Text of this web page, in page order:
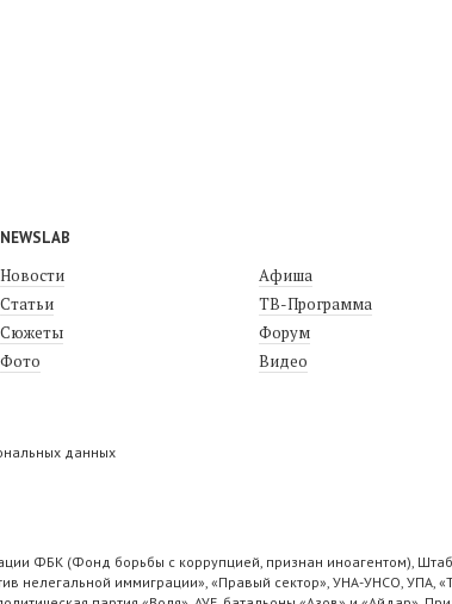
NEWSLAB
Новости
Статьи
Сюжеты
Фото
Афиша
ТВ-Программа
Форум
Видео
данных
ФБК (Фонд борьбы с коррупцией, признан иноагентом),
нелегальной иммиграции», «Правый сектор», УНА-УНСО, УПА,